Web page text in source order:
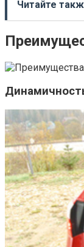
Читайте